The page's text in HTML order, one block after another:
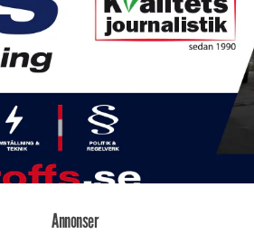
Annonser